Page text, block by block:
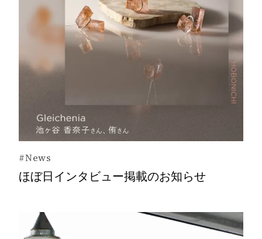
#News
ほぼ日インタビュー掲載のお知らせ